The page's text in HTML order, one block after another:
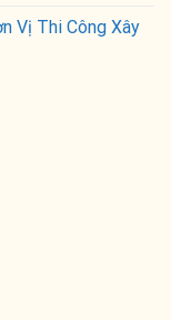
Vị Thi Công Xây